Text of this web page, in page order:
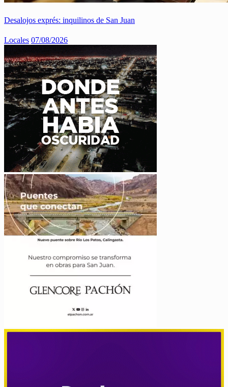
Desalojos exprés: inquilinos de San Juan
Locales 07/08/2026